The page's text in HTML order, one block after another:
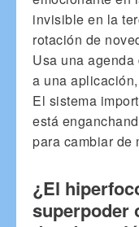
invisible en la
rotación de
Usa una
a una
El sistema
está
para cambiar de
¿El
superpoder